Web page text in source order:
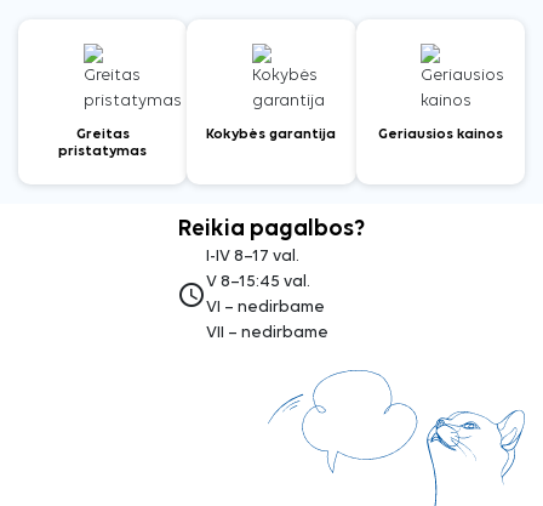
Greitas
pristatymas
Kokybės garantija Geriausios kainos
Reikia pagalbos?
access_time
I-IV 8–17 val.
V 8–15:45 val.
VI – nedirbame
VII – nedirbame